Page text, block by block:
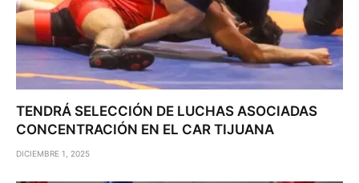
TENDRÁ SELECCIÓN DE LUCHAS ASOCIADAS
CONCENTRACIÓN EN EL CAR TIJUANA
DICIEMBRE 1, 2025